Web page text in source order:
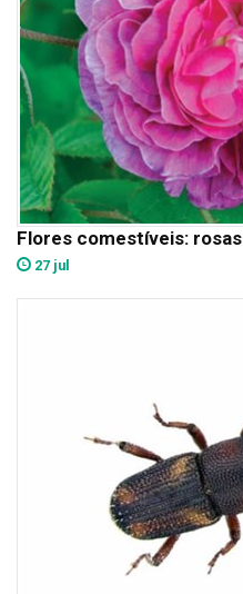
Flores comestíveis: rosas
27 jul